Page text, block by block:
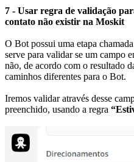
7 - Usar regra de validação
contato não existir na Moskit
O Bot possui uma etapa chamada
serve para validar se um campo
não, de acordo com o resultado
caminhos diferentes para o Bot.
Iremos validar através desse
preenchido, usando a regra